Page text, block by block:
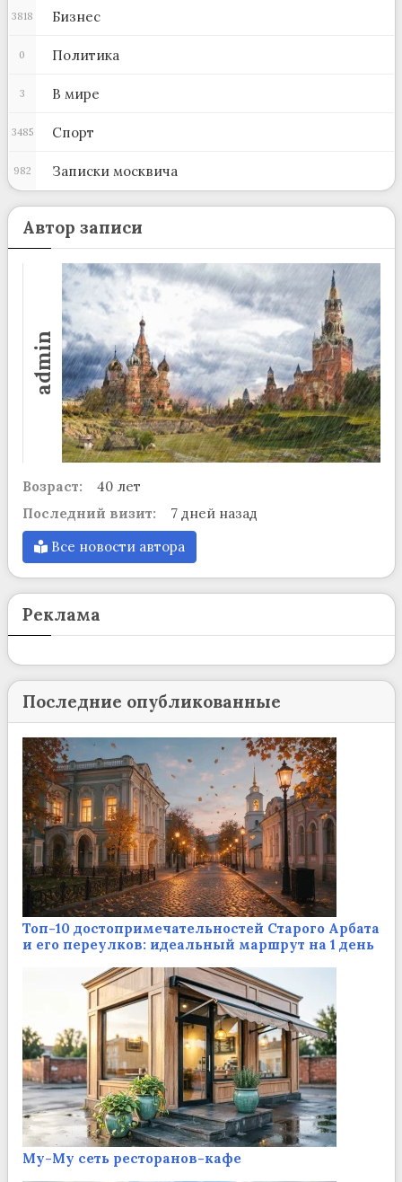
Бизнес
3818
Политика
0
В мире
3
Спорт
3485
Записки москвича
982
Автор записи
admin
Возраст:
40 лет
Последний визит:
7 дней назад
Все новости автора
Реклама
Последние опубликованные
Топ-10 достопримечательностей Старого Арбата
и его переулков: идеальный маршрут на 1 день
Му-Му сеть ресторанов-кафе